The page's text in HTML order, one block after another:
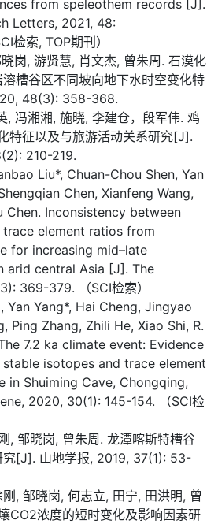
from speleothem records [J].
Letters, 2021, 48:
检索, TOP期刊）
岗, 游贤慧, 肖文杰, 曾朱周. 石漠化
槽谷区不同坡向地下水时空变化特
48(3): 358-368.
, 冯湘湘, 施晓, 李建仓，段军伟. 鸡
特征以及与旅游活动关系研究[J].
210-219.
Liu*, Chuan-Chou Shen, Yan
Chen, Xianfeng Wang,
Chen. Inconsistency between
element ratios from
for increasing mid–late
arid central Asia [J]. The
369-379. （SCI检索）
Yan Yang*, Hai Cheng, Jingyao
Ping Zhang, Zhili He, Xiao Shi, R.
7.2 ka climate event: Evidence
isotopes and trace element
in Shuiming Cave, Chongqing,
2020, 30(1): 145-154. （SCI检
, 邹晓岗, 曾朱周. 龙潭喀斯特槽谷
究[J]. 山地学报, 2019, 37(1): 53-
, 邹晓岗, 何志立, 田宁, 田洪明, 曾
CO2浓度的短时变化及影响因素研